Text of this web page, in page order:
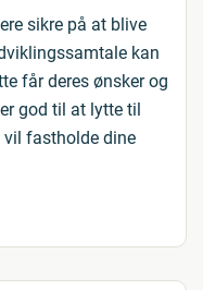
sikre på at blive
kan
får deres ønsker og
god til at lytte til
vil fastholde dine